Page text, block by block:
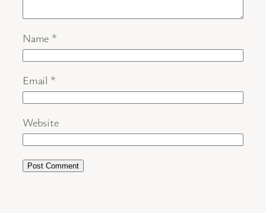
Name *
Email *
Website